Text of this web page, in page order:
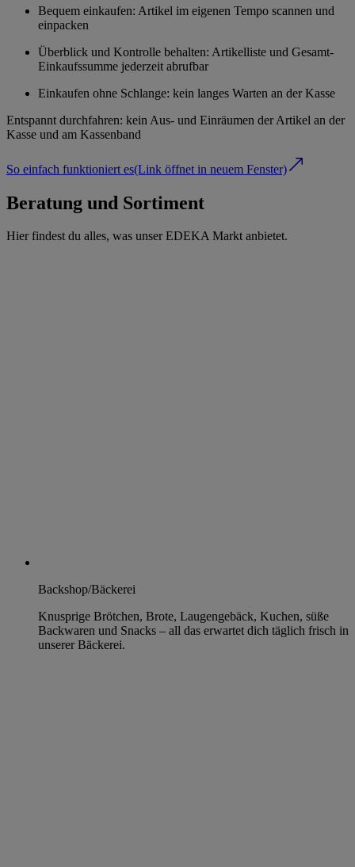
Bequem einkaufen: Artikel im eigenen Tempo scannen und
einpacken
Überblick und Kontrolle behalten: Artikelliste und Gesamt-
Einkaufssumme jederzeit abrufbar
Einkaufen ohne Schlange: kein langes Warten an der Kasse
Entspannt durchfahren: kein Aus- und Einräumen der Artikel an der
Kasse und am Kassenband
So einfach funktioniert es(Link öffnet in neuem Fenster)
Beratung und Sortiment
Hier findest du alles, was unser EDEKA Markt anbietet.
Backshop/Bäckerei
Knusprige Brötchen, Brote, Laugengebäck, Kuchen, süße
Backwaren und Snacks – all das erwartet dich täglich frisch in
unserer Bäckerei.